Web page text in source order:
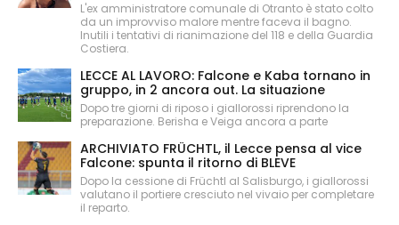
L'ex amministratore comunale di Otranto è stato colto
da un improvviso malore mentre faceva il bagno.
Inutili i tentativi di rianimazione del 118 e della Guardia
Costiera.
LECCE AL LAVORO: Falcone e Kaba tornano in
gruppo, in 2 ancora out. La situazione
Dopo tre giorni di riposo i giallorossi riprendono la
preparazione. Berisha e Veiga ancora a parte
ARCHIVIATO FRÜCHTL, il Lecce pensa al vice
Falcone: spunta il ritorno di BLEVE
Dopo la cessione di Früchtl al Salisburgo, i giallorossi
valutano il portiere cresciuto nel vivaio per completare
il reparto.